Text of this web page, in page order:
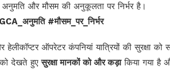
और मौसम की अनुकूलता पर निर्भर है।
#मौसम_पर_निर्भर
ऑपरेटर कंपनियां यात्रियों की सुरक्षा को
को देखते हुएसुरक्षा मानकों को और कड़ाकिया गया है